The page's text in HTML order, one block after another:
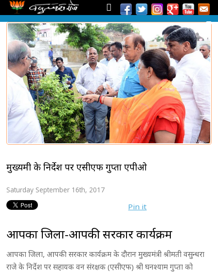
मुख्यमंत्री के निर्देश पर एसीएफ गुप्ता एपीओ
Saturday September 16th, 2017
Pin it
आपका जिला-आपकी सरकार कार्यक्रम
आपका जिला, आपकी सरकार कार्यक्रम के दौरान मुख्यमंत्री श्रीमती वसुन्धरा
राजे के निर्देश पर सहायक वन संरक्षक (एसीएफ) श्री घनश्याम गुप्ता को